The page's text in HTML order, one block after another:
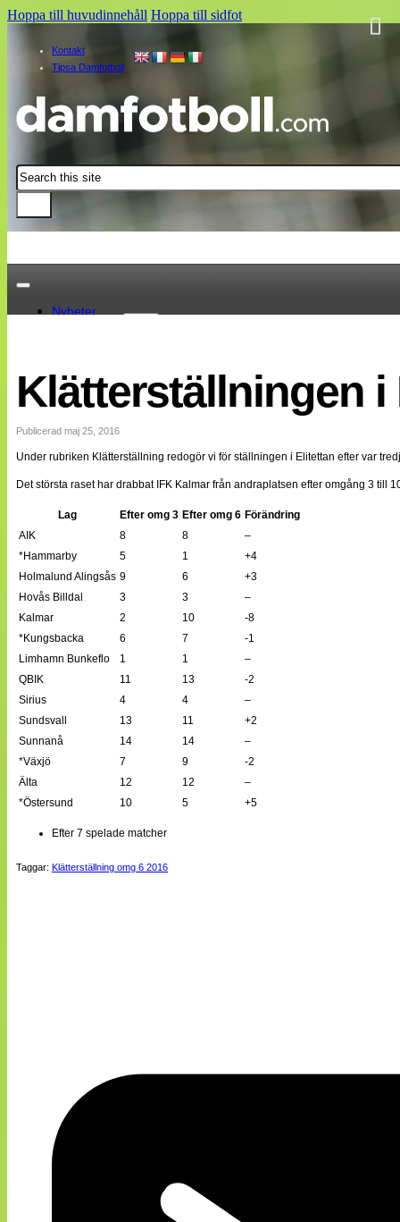
Hoppa till huvudinnehåll Hoppa till sidfot
Kontakt
Tipsa Damfotboll
Sök
Nyheter
Landslaget
EM 2013
Internationellt
Bildreportage
Bloggar
Lagen
Cuper
Till klubbkassan
NÄTverket
Split vision
Om oss
Annonsera
Statistik
Tipsa Damfotboll
Kontakt
Klätterställningen i
Publicerad maj 25, 2016
Under rubriken Klätterställning redogör vi för ställningen i Elitettan efter var
Det största raset har drabbat IFK Kalmar från andraplatsen efter omgång 3 till
Lag Efter omg 3 Efter omg 6 Förändring
AIK
8 8
–
*Hammarby
5 1
+4
Holmalund Alingsås 9 6
+3
Hovås Billdal
3 3
–
Kalmar
2 10
-8
*Kungsbacka
6 7
-1
Limhamn Bunkeflo
1 1
–
QBIK
11 13
-2
Sirius
4 4
–
Sundsvall
13 11
+2
Sunnanå
14 14
–
*Växjö
7 9
-2
Älta
12 12
–
*Östersund
10 5 +5
Efter 7 spelade matcher
Taggar: Klätterställning omg 6 2016